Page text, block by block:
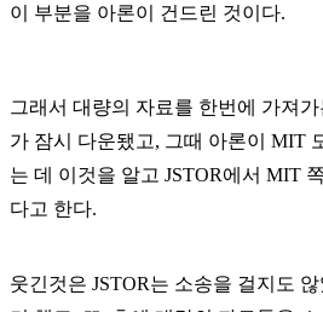
이 부분을 아론이 건드린 것이다.
그래서 대량의 자료를 한번에 가져
가 잠시 다운됐고, 그때 아론이 MIT
는 데 이것을 알고 JSTOR에서 MIT
다고 한다.
웃긴것은 JSTOR는 소송을 걸지도